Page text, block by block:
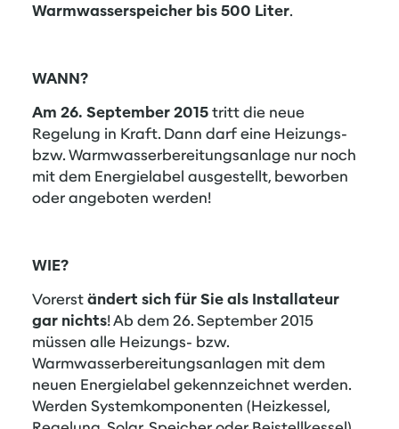
Warmwasserspeicher bis 500 Liter.
WANN?
Am 26. September 2015tritt die neue
Regelung in Kraft. Dann darf eine Heizungs-
bzw. Warmwasserbereitungsanlage nur noch
mit dem Energielabel ausgestellt, beworben
oder angeboten werden!
WIE?
Vorerständert sich für Sie als Installateur
gar nichts! Ab dem 26. September 2015
müssen alle Heizungs- bzw.
Warmwasserbereitungsanlagen mit dem
neuen Energielabel gekennzeichnet werden.
Werden Systemkomponenten (Heizkessel,